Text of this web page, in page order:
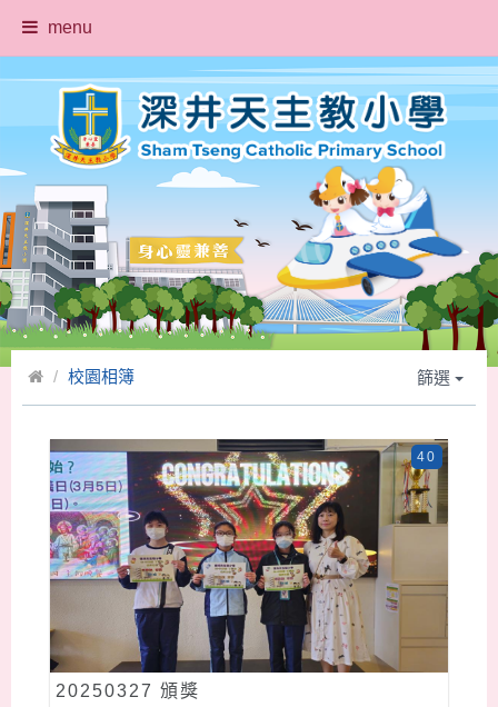
menu
校園相簿 篩選
20250327 頒獎
40